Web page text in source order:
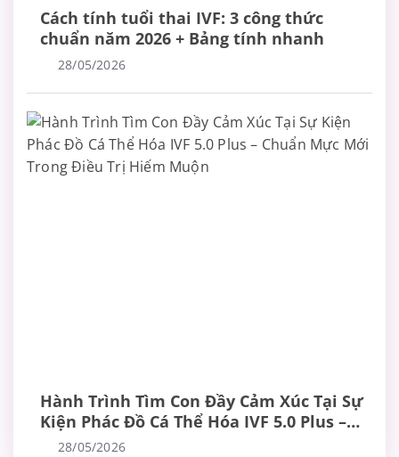
Cách tính tuổi thai IVF: 3 công thức
chuẩn năm 2026 + Bảng tính nhanh
28/05/2026
Hành Trình Tìm Con Đầy Cảm Xúc Tại Sự
Kiện Phác Đồ Cá Thể Hóa IVF 5.0 Plus –
Chuẩn Mực Mới Trong Điều Trị Hiếm
28/05/2026